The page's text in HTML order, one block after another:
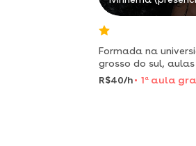
Formada na
grosso do sul,
biologia. resumos
R$40/h 1 a aula